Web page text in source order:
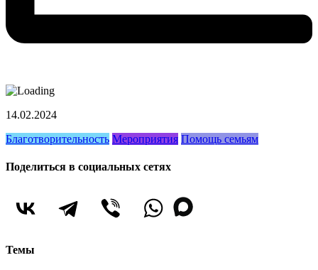
14.02.2024
Благотворительность Мероприятия Помощь семьям
Поделиться в социальных сетях
Темы